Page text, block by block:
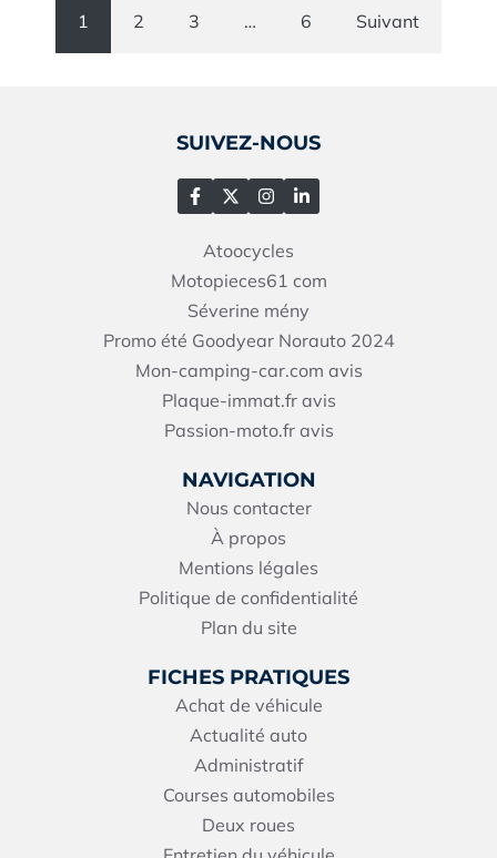
1 2 3 … 6 Suivant
FICHES PRATIQUES
Achat de véhicule
Actualité auto
Administratif
Courses automobiles
Deux roues
NAVIGATION
Nous contacter
À propos
Mentions légales
Politique de confidentialité
Plan du site
SUIVEZ-NOUS
Atoocycles
Motopieces61 com
Séverine mény
Promo été Goodyear Norauto 2024
Mon-camping-car.com avis
Plaque-immat.fr avis
Passion-moto.fr avis